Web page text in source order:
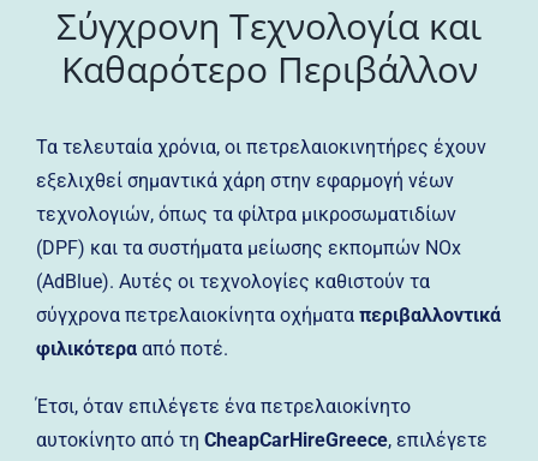
Σύγχρονη Τεχνολογία και
Καθαρότερο Περιβάλλον
Τα τελευταία χρόνια, οι πετρελαιοκινητήρες έχουν
εξελιχθεί σημαντικά χάρη στην εφαρμογή νέων
τεχνολογιών, όπως τα φίλτρα μικροσωματιδίων
(DPF) και τα συστήματα μείωσης εκπομπών NOx
(AdBlue). Αυτές οι τεχνολογίες καθιστούν τα
σύγχρονα πετρελαιοκίνητα οχήματα περιβαλλοντικά
φιλικότερααπό ποτέ.
Έτσι, όταν επιλέγετε ένα πετρελαιοκίνητο
αυτοκίνητο από τη CheapCarHireGreece, επιλέγετε